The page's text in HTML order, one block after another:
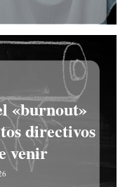
«burnout»
directivos
venir